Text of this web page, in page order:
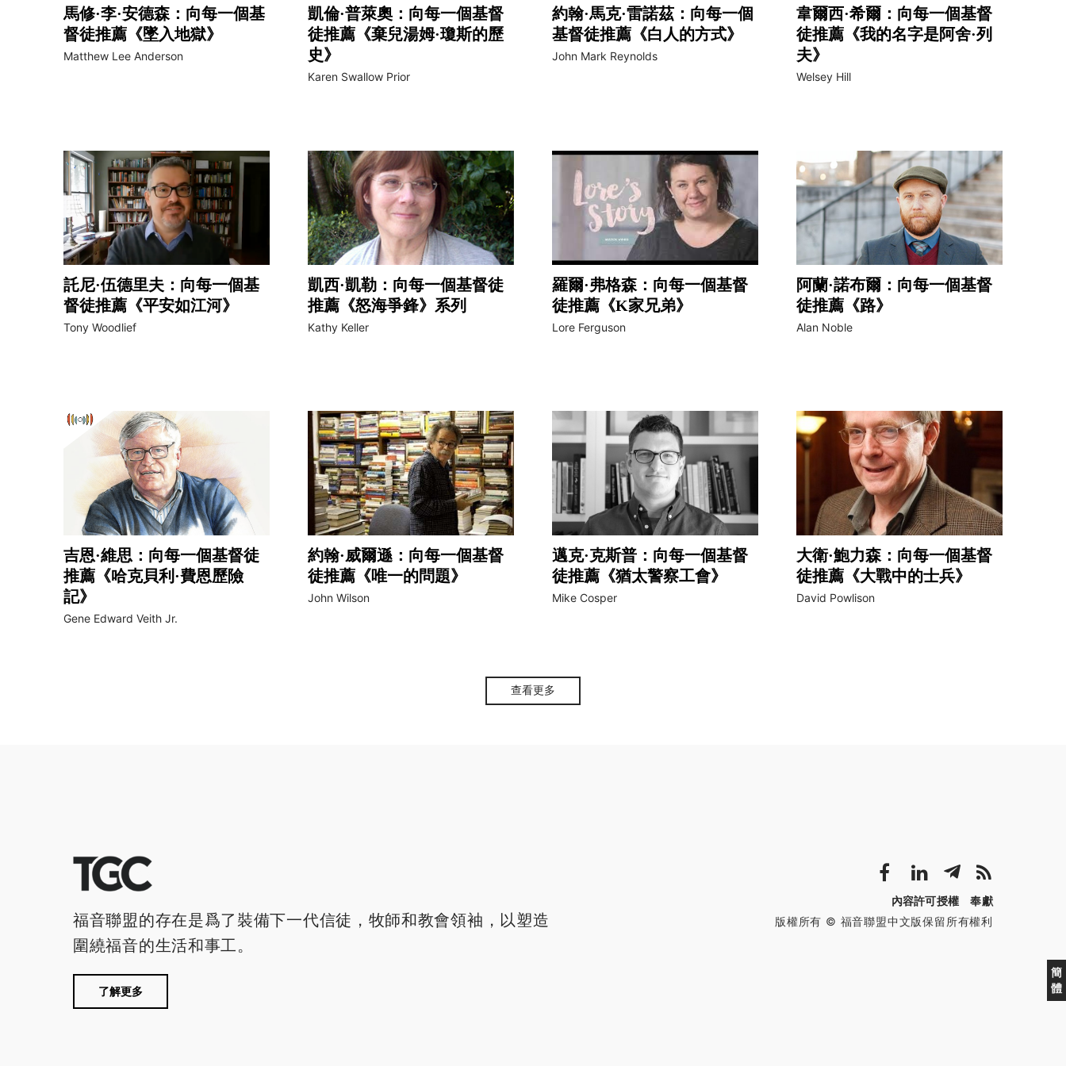
馬修·李·安德森：向每一個基
督徒推薦《墜入地獄》
Matthew Lee Anderson
凱倫·普萊奧：向每一個基督
徒推薦《棄兒湯姆·瓊斯的歷
史》
Karen Swallow Prior
約翰·馬克·雷諾茲：向每一個
基督徒推薦《白人的方式》
John Mark Reynolds
韋爾西·希爾：向每一個基督
徒推薦《我的名字是阿舍·列
夫》
Welsey Hill
託尼·伍德里夫：向每一個基
督徒推薦《平安如江河》
Tony Woodlief
凱西·凱勒：向每一個基督徒
推薦《怒海爭鋒》系列
Kathy Keller
羅爾·弗格森：向每一個基督
徒推薦《K家兄弟》
Lore Ferguson
阿蘭·諾布爾：向每一個基督
徒推薦《路》
Alan Noble
吉恩·維思：向每一個基督徒
推薦《哈克貝利·費恩歷險
記》
Gene Edward Veith Jr.
約翰·威爾遜：向每一個基督
徒推薦《唯一的問題》
John Wilson
邁克·克斯普：向每一個基督
徒推薦《猶太警察工會》
Mike Cosper
大衛·鮑力森：向每一個基督
徒推薦《大戰中的士兵》
David Powlison
查看更多
簡
體
福音聯盟的存在是爲了裝備下一代信徒，牧師和教會領袖，以塑造
圍繞福音的生活和事工。
了解更多
內容許可授權
奉獻
版權所有 © 福音聯盟中文版保留所有權利